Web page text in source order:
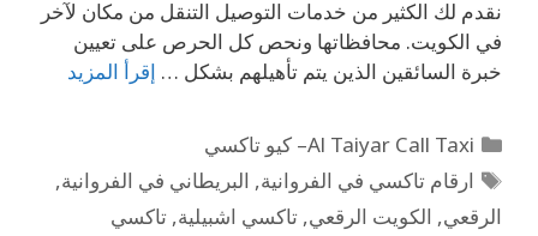
نقدم لك الكثير من خدمات التوصيل التنقل من مكان لآخر
في الكويت. محافظاتها ونحص كل الحرص على تعيين
خبرة السائقين الذين يتم تأهيلهم بشكل … إقرأ المزيد
Al Taiyar Call Taxi– كيو تاكسي
ارقام تاكسي في الفروانية, البريطاني في الفروانية,
الرقعي, الكويت الرقعي, تاكسي اشبيلية, تاكسي